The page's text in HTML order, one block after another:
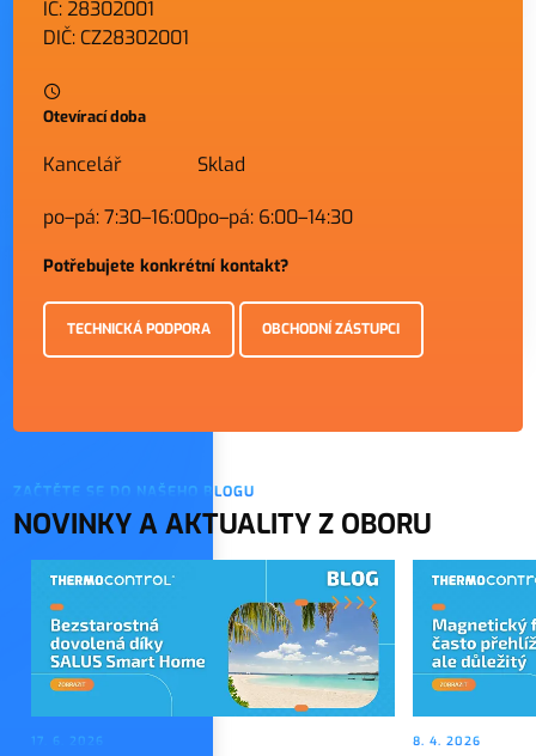
IČ: 28302001
DIČ: CZ28302001
Otevírací doba
Kancelář
po–pá: 7:30–16:00
Sklad
po–pá: 6:00–14:30
Potřebujete konkrétní kontakt?
TECHNICKÁ PODPORA OBCHODNÍ ZÁSTUPCI
ZAČTĚTE SE DO NAŠEHO BLOGU
NOVINKY A AKTUALITY Z OBORU
17. 6. 2026 8. 4. 2026